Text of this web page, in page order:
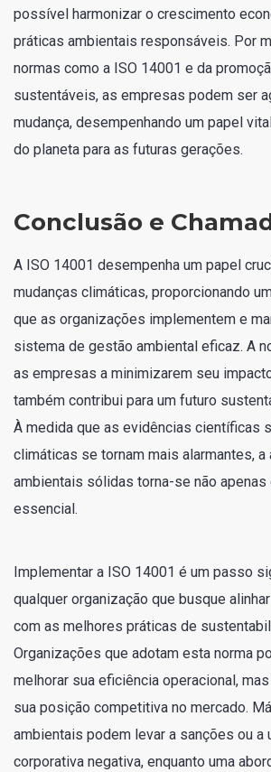
possível harmonizar o crescimento
práticas ambientais responsáveis. Por
normas como a ISO 14001 e da
sustentáveis, as empresas podem ser
mudança, desempenhando um papel
do planeta para as futuras gerações.
Conclusão e
A ISO 14001 desempenha um papel
mudanças climáticas, proporcionando
que as organizações implementem e
sistema de gestão ambiental eficaz. A
as empresas a minimizarem seu
também contribui para um futuro
À medida que as evidências científicas
climáticas se tornam mais alarmantes, a
ambientais sólidas torna-se não apenas
essencial.
Implementar a ISO 14001 é um passo
qualquer organização que busque
com as melhores práticas de
Organizações que adotam esta norma
melhorar sua eficiência operacional,
sua posição competitiva no mercado.
ambientais podem levar a sanções ou a
corporativa negativa, enquanto uma